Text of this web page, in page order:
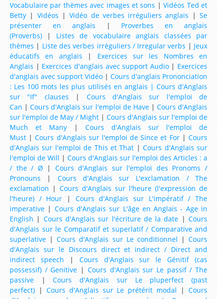
Jeux du Pendu
Jeux de Mots Croisés
Jeux de Mémoire
Ressources par niveau
Ressources d'Anglais pour les Classes de niveau CP
Ressources d'Anglais pour les Classes de niveau
CE1
Ressources d'Anglais pour les Classes de niveau
CE2
Ressources d'Anglais pour les Classes de niveau
CM1
Ressources d'Anglais pour les Classes de niveau
CM2
Ressources d'Anglais pour les Classes de niveau
6ème
Ressources d'Anglais pour les Classes de niveau
5ème
Ressources d'Anglais pour les Classes de niveau
Vocabulaire par thèmes avec images et sons |Vidéos Ted et
Betty | Vidéos |Vidéo de verbes irréguliers anglais |Se
présenter en anglais | Proverbes en anglais
(Proverbs) | Listes de vocabulaire anglais classées par
thèmes | Liste des verbes irréguliers / Irregular verbs | Jeux
éducatifs en anglais | Exercices sur les Nombres en
Anglais | Exercices d'anglais avec support Audio| Exercices
d'anglais avec support Vidéo | Cours d'anglais Prononciation
: Les 100 mots les plus utilisés en anglais | Cours d'Anglais
sur "If" clauses | Cours d'Anglais sur l'emploi de
Can |Cours d'Anglais sur l'emploi de Have| Cours d'Anglais
sur l'emploi de May / Might | Cours d'Anglais sur l'emploi de
Much et Many | Cours d'Anglais sur l'emploi de
Must |Cours d'Anglais sur l'emploi de Since et For|Cours
d'Anglais sur l'emploi de This et That |Cours d'Anglais sur
l'emploi de Will | Cours d'Anglais sur l'emploi des Articles : a
/ the / Ø | Cours d'Anglais sur l'emploi des Pronoms /
Pronouns | Cours d'Anglais sur L'exclamation / The
exclamation | Cours d'Anglais sur l'heure (l'expression de
l'heure) / Hour | Cours d'Anglais sur L'impératif / The
imperative | Cours d'Anglais sur L'âge en Anglais - Age in
English | Cours d'Anglais sur l'écriture de la date |Cours
d'Anglais sur le Comparatif et superlatif / Comparative and
superlative |Cours d'Anglais sur Le conditionnel | Cours
d'Anglais sur le Discours direct et indirect / Direct and
indirect speech | Cours d'Anglais sur le Génitif (cas
possessif) / Genitive | Cours d'Anglais sur Le passif / The
passive |Cours d'Anglais sur Le pluperfect (past
perfect) | Cours d'Anglais sur Le prétérit modal |Cours